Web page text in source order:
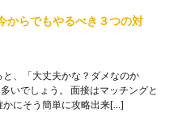
からでもやるべき３つの対
、「大丈夫かな？ダメなのか
いでしょう。 面接はマッチングと
かにそう簡単に攻略出来[…]